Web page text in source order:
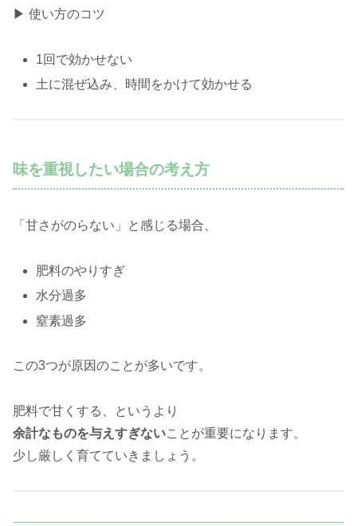
▶ 使い方のコツ
1回で効かせない
土に混ぜ込み、時間をかけて効かせる
味を重視したい場合の考え方
「甘さがのらない」と感じる場合、
肥料のやりすぎ
水分過多
窒素過多
この3つが原因のことが多いです。
肥料で甘くする、というより
余計なものを与えすぎないことが重要になります。
少し厳しく育てていきましょう。